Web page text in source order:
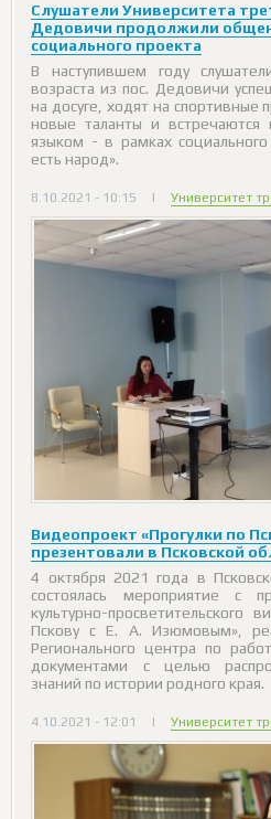
Слушатели Университета
Дедовичи продолжили
социального проекта
В наступившем году
возраста из пос. Дедовичи
на досуге, ходят на спортивные
новые таланты и встречаются
языком - в рамках
есть народ».
8.10.2021 - 10:15 | Университет
Видеопроект «Прогулки по
презентовали в Псковской
4 октября 2021 года в
состоялась мероприятие с
культурно-просветительского
Пскову с Е. А. Изюмовым»,
Регионального центра по
документами с целью
знаний по истории родного края.
4.10.2021 - 12:01 | Университет